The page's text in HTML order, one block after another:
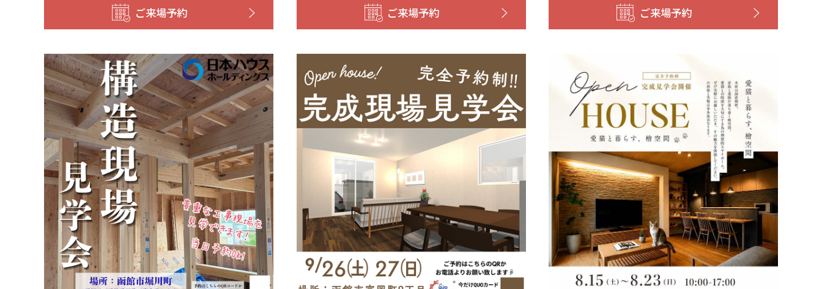
ご来場予約 ご来場予約 ご来場予約
徳島
高知
長崎
沖縄
群馬
伊勢崎
宮崎